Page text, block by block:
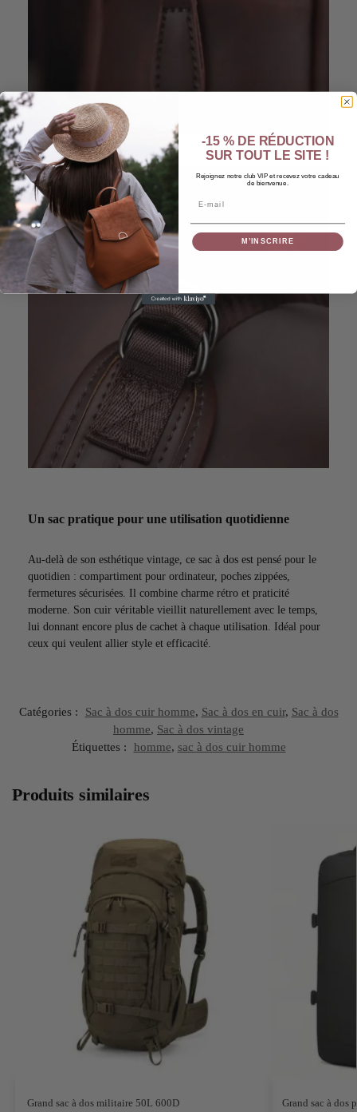
Un sac pratique pour une utilisation quotidienne
Au-delà de son esthétique vintage, ce sac à dos est pensé pour le
quotidien : compartiment pour ordinateur, poches zippées,
fermetures sécurisées. Il combine charme rétro et praticité
moderne. Son cuir véritable vieillit naturellement avec le temps,
lui donnant encore plus de cachet à chaque utilisation. Idéal pour
ceux qui veulent allier style et efficacité.
Catégories : Sac à dos cuir homme, Sac à dos en cuir, Sac à dos
homme, Sac à dos vintage
Étiquettes :
homme, sac à dos cuir homme
Produits similaires
Grand sac à dos militaire 50L 600D Grand sac à dos
-15 % DE RÉDUCTION
SUR TOUT LE SITE !
Rejoignez notre club VIP et recevez votre cadeau
de bienvenue.
M’INSCRIRE